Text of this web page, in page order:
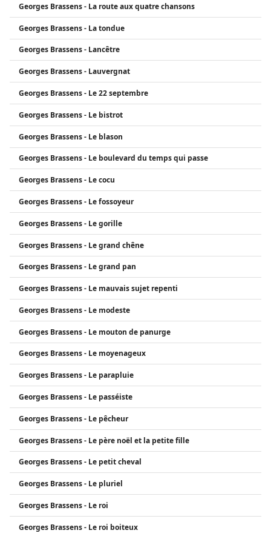
Georges Brassens - La route aux quatre chansons
Georges Brassens - La tondue
Georges Brassens - Lancêtre
Georges Brassens - Lauvergnat
Georges Brassens - Le 22 septembre
Georges Brassens - Le bistrot
Georges Brassens - Le blason
Georges Brassens - Le boulevard du temps qui passe
Georges Brassens - Le cocu
Georges Brassens - Le fossoyeur
Georges Brassens - Le gorille
Georges Brassens - Le grand chêne
Georges Brassens - Le grand pan
Georges Brassens - Le mauvais sujet repenti
Georges Brassens - Le modeste
Georges Brassens - Le mouton de panurge
Georges Brassens - Le moyenageux
Georges Brassens - Le parapluie
Georges Brassens - Le passéiste
Georges Brassens - Le pêcheur
Georges Brassens - Le père noël et la petite fille
Georges Brassens - Le petit cheval
Georges Brassens - Le pluriel
Georges Brassens - Le roi
Georges Brassens - Le roi boiteux